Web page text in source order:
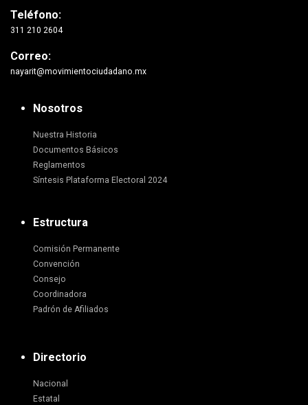
Teléfono:
311 210 2604
Correo:
nayarit@movimientociudadano.mx
Nosotros
Nuestra Historia
Documentos Básicos
Reglamentos
Síntesis Plataforma Electoral 2024
Estructura
Comisión Permanente
Convención
Consejo
Coordinadora
Padrón de Afiliados
Directorio
Nacional
Estatal